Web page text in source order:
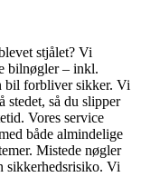
stjålet? Vi
bilnøgler – inkl.
bil forbliver sikker. Vi
stedet, så du slipper
Vores service
både almindelige
Mistede nøgler
sikkerhedsrisiko. Vi